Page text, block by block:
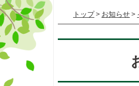
トップ> お知らせ>